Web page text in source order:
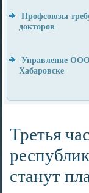
Профсоюзы
докторов
Управление
Хабаровске
Третья
станут